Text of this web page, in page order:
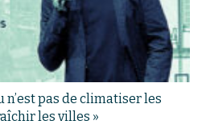
n’est pas de climatiser les
les villes »